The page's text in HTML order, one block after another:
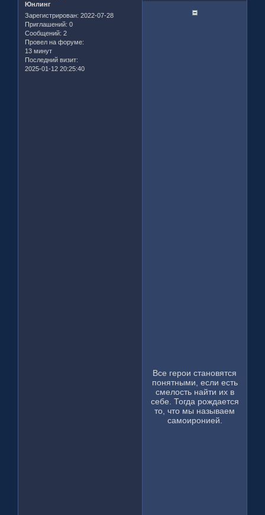
Юнлинг
Зарегистрирован: 2022-07-28
Приглашений: 0
Сообщений: 2
Провел на форуме:
13 минут
Последний визит:
2025-01-12 20:25:40
Все герои становятся
понятными, если есть
смелость найти их в
себе. Тогда рождается
то, что мы называем
самоиронией.